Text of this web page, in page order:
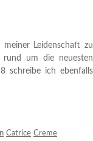
Leidenschaft zu
um die neuesten
schreibe ich ebenfalls
Catrice Creme